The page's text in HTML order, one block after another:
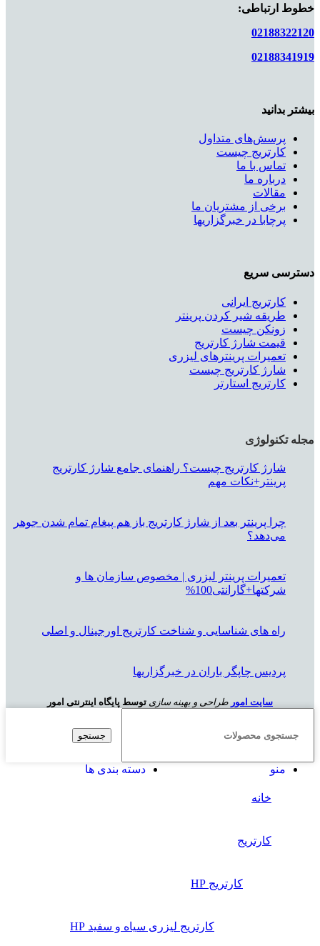
خطوط ارتباطی:
02188322120
02188341919
بیشتر بدانید
پرسش‌های متداول
کارتریج چیست
تماس با ما
درباره ما
مقالات
برخی از مشتریان ما
پرچابا در خبرگزاریها
دسترسی سریع
کارتریج ایرانی
طریقه شیر کردن پرینتر
زونکن چیست
قیمت شارژ کارتریج
تعمیرات پرینترهای لیزری
شارژ کارتریج چیست
کارتریج استارتر
مجله تکنولوژی
شارژ کارتریج چیست؟ راهنمای جامع شارژ کارتریج
پرینتر+نکات مهم
چرا پرینتر بعد از شارژ کارتریج باز هم پیغام تمام شدن جوهر
می‌دهد؟
تعمیرات پرینتر لیزری | مخصوص سازمان ها و
شرکتها+گارانتی100%
راه های شناسایی و شناخت کارتریج اورجینال و اصلی
پردیس چاپگر باران در خبرگزاریها
سایت امور طراحی و بهینه سازی توسط پایگاه اینترنتی امور
جستجو
منو دسته بندی ها
خانه
کارتریج
کارتریج HP
کارتریج لیزری سیاه و سفید HP